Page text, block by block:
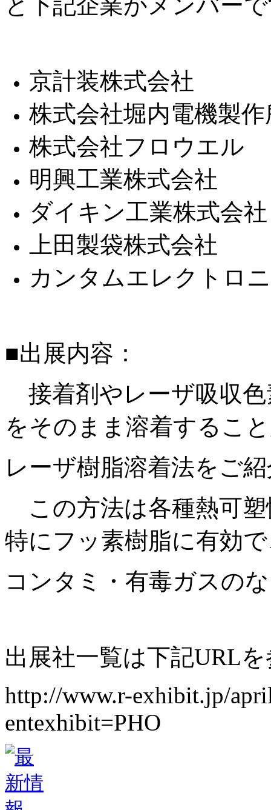
京計装株式会社
株式会社堀内電機製作
株式会社フロウエル
明興工業株式会社
ダイキン工業株式会社
上田製袋株式会社
カンタムエレクトロ
■出展内容：
接着剤やレーザ吸収
をそのまま溶着するこ
レーザ樹脂溶着法をご
この方法は各種熱可
特にフッ素樹脂に有効
コンタミ・有毒ガスの
出展社一覧は下記URL
http://www.r-exhibit.jp/
entexhibit=PHO